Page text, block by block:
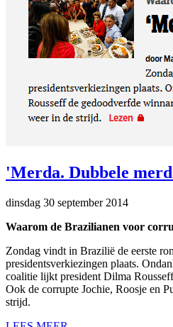
'Merda. Dubbele
dinsdag 30 september 2014
Waarom de Brazilianen voor
Zondag vindt in Brazilië de eerste
presidentsverkiezingen plaats.
coalitie lijkt president Dilma
Ook de corrupte Jochie, Roosje en
strijd.